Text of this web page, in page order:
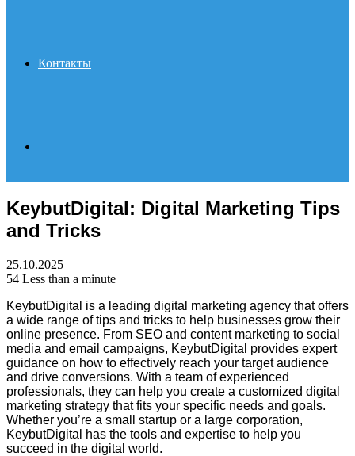
Контакты
for
KeybutDigital: Digital Marketing Tips
and Tricks
25.10.2025
54 Less than a minute
KeybutDigital is a leading digital marketing agency that offers
a wide range of tips and tricks to help businesses grow their
online presence. From SEO and content marketing to social
media and email campaigns, KeybutDigital provides expert
guidance on how to effectively reach your target audience
and drive conversions. With a team of experienced
professionals, they can help you create a customized digital
marketing strategy that fits your specific needs and goals.
Whether you’re a small startup or a large corporation,
KeybutDigital has the tools and expertise to help you
succeed in the digital world.